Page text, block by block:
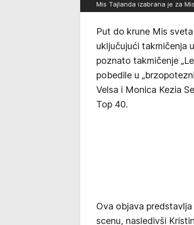
Mis Tajlanda izabrana je za
Put do krune Mis
uključujući takmičenja
poznato takmičenje
pobedile u
Velsa i Monica Kezia
Top 40.
Ova objava
scenu, nasledivši